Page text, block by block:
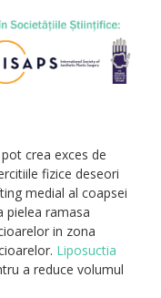
crea exces de
fizice deseori
medial al coapsei
pielea ramasa
in zona
Liposuctia
a reduce volumul